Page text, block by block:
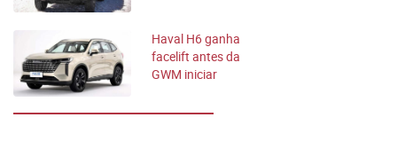
Haval H6 ganha
facelift antes da
GWM iniciar